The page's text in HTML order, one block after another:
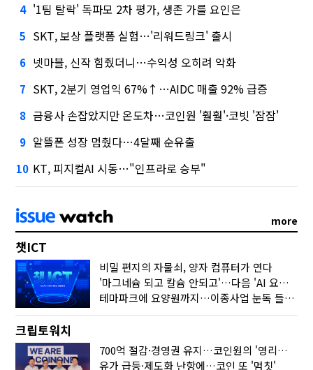
4 '1팀 탈락' 독파모 2차 평가, 생존 가를 요인은
5 SKT, 보상 플랫폼 실험…'리워드링크' 출시
6 넷마블, 신작 힘줬더니…수익성 오히려 악화
7 SKT, 2분기 영업익 67%↑…AIDC 매출 92% 급증
8 금융사 손잡았지만 온도차…코인원 '훨훨'·코빗 '잠잠'
9 알뜰폰 성장 멈췄다…4달째 순유출
10 KT, 피지컬AI 시동…"인프라로 승부"
more
챗ICT
비밀 편지의 자물쇠, 양자 컴퓨터가 연다
'마그네슘 되고 칼슘 안되고'…다음 'AI 요약' 갈 길은
테마파크에 요양원까지…이종사업 눈독 들이는 게임사
크립토워치
700억 절감·경영권 유지…코인원의 '영리한 딜'
유가 급등·제도화 난항에…코인 또 '멈칫'